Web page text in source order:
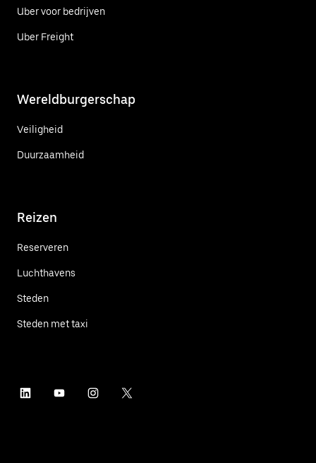
Uber voor bedrijven
Uber Freight
Wereldburgerschap
Veiligheid
Duurzaamheid
Reizen
Reserveren
Luchthavens
Steden
Steden met taxi